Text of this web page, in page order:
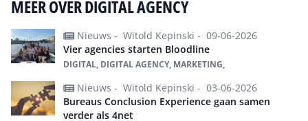
MEER OVER DIGITAL AGENCY
Nieuws - Witold Kepinski - 09-06-2026
Vier agencies starten Bloodline
DIGITAL, DIGITAL AGENCY, MARKETING,
Nieuws - Witold Kepinski - 03-06-2026
Bureaus Conclusion Experience gaan samen
verder als 4net